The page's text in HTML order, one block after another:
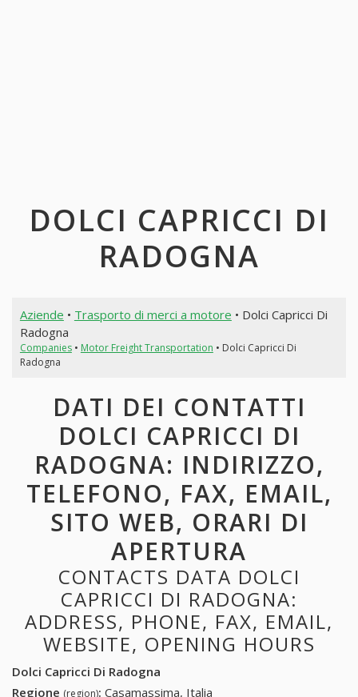
DOLCI CAPRICCI DI
RADOGNA
Aziende • Trasporto di merci a motore • Dolci Capricci Di
Radogna
Companies• Motor Freight Transportation • Dolci Capricci Di
Radogna
DATI DEI CONTATTI
DOLCI CAPRICCI DI
RADOGNA: INDIRIZZO,
TELEFONO, FAX, EMAIL,
SITO WEB, ORARI DI
APERTURA
CONTACTS DATA DOLCI
CAPRICCI DI RADOGNA:
ADDRESS, PHONE, FAX, EMAIL,
WEBSITE, OPENING HOURS
Dolci Capricci Di Radogna
Regione (region): Casamassima, Italia